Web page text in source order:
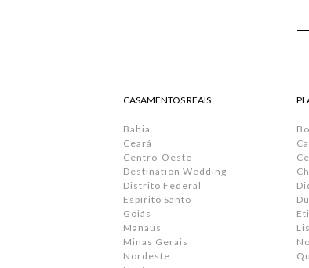
CASAMENTOS REAIS
Bahia
Ceará
Centro-Oeste
Destination Wedding
Distrito Federal
Espírito Santo
Goiás
Manaus
Minas Gerais
Nordeste